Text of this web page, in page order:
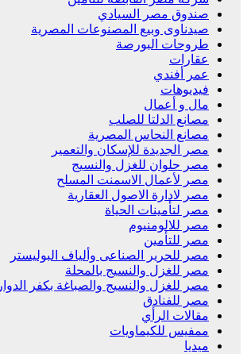
صندوق مصر السيادي
صيدناوى وبيع المصنوعات المصرية
طروحات البورصة
عقارات
عمر أفندي
فيديوهات
مال و أعمال
مصانع الدلتا للصلب
مصانع النحاس المصرية
مصر الجديدة للإسكان والتعمير
مصر حلوان للغزل والنسيج
مصر لأعمال الاسمنت المسلح
مصر لادارة الاصول العقارية
مصر لتأمينات الحياة
مصر للالومنيوم
مصر للتأمين
مصر للحرير الصناعى وألياف البوليستر
مصر للغزل والنسيج بالمحلة
مصر للغزل والنسيج والصباغة بكفر الدوار
مصر للفنادق
مقالات الرأي
ممفيس للكيماويات
ميديا